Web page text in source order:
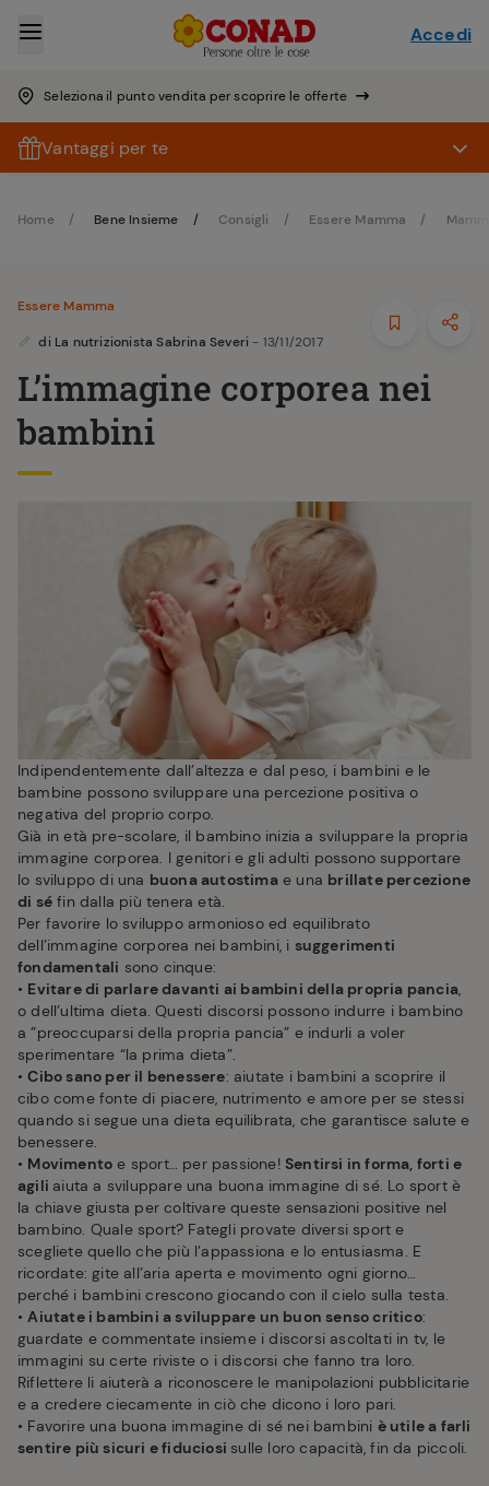
Seleziona il punto vendita per scoprire le offerte
Accedi
Vantaggi per te
Home Bene Insieme Consigli Essere Mamma
Essere Mamma
di La nutrizionista Sabrina Severi - 13/11/2017
L’immagine corporea nei
bambini
Indipendentemente dall’altezza e dal peso, i bambini e le
bambine possono sviluppare una percezione positiva o
negativa del proprio corpo.
Già in età pre-scolare, il bambino inizia a sviluppare la propria
immagine corporea. I genitori e gli adulti possono supportare
lo sviluppo di una buona autostimae una brillate percezione
di sé fin dalla più tenera età.
Per favorire lo sviluppo armonioso ed equilibrato
dell’immagine corporea nei bambini, i suggerimenti
fondamentali sono cinque:
• Evitare di parlare davanti ai bambini della propria pancia,
o dell’ultima dieta. Questi discorsi possono indurre i bambino
a ”preoccuparsi della propria pancia” e indurli a voler
sperimentare “la prima dieta”.
•Cibo sano per il benessere: aiutate i bambini a scoprire il
cibo come fonte di piacere, nutrimento e amore per se stessi
quando si segue una dieta equilibrata, che garantisce salute e
benessere.
• Movimento e sport… per passione!Sentirsi in forma, forti e
agili aiuta a sviluppare una buona immagine di sé. Lo sport è
la chiave giusta per coltivare queste sensazioni positive nel
bambino. Quale sport? Fategli provate diversi sport e
scegliete quello che più l’appassiona e lo entusiasma. E
ricordate: gite all’aria aperta e movimento ogni giorno…
perché i bambini crescono giocando con il cielo sulla testa.
•Aiutate i bambini a sviluppare un buon senso critico:
guardate e commentate insieme i discorsi ascoltati in tv, le
immagini su certe riviste o i discorsi che fanno tra loro.
Riflettere li aiuterà a riconoscere le manipolazioni pubblicitarie
e a credere ciecamente in ciò che dicono i loro pari.
• Favorire una buona immagine di sé nei bambini è utile a farli
sentire più sicuri e fiduciosi sulle loro capacità, fin da piccoli.